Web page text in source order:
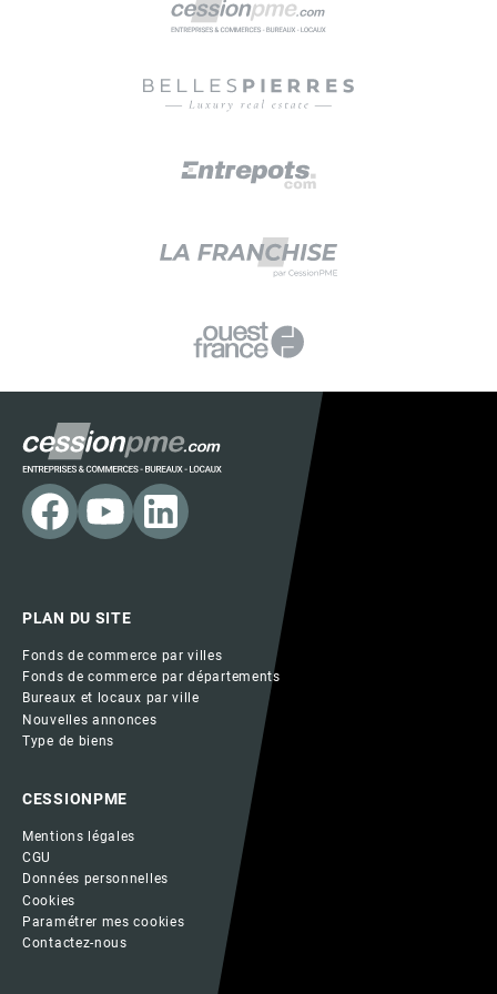
PLAN DU SITE
Fonds de commerce par villes
Fonds de commerce par départements
Bureaux et locaux par ville
Nouvelles annonces
Type de biens
CESSIONPME
Mentions légales
CGU
Données personnelles
Cookies
Paramétrer mes cookies
Contactez-nous